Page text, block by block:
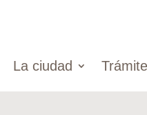
La ciudad